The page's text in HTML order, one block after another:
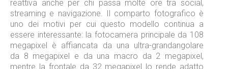
reattiva anche per chi passa molte ore tra social,
streaming e navigazione. Il comparto fotografico è
uno dei motivi per cui questo modello continua a
essere interessante: la fotocamera principale da 108
megapixel è affiancata da una ultra-grandangolare
da 8 megapixel e da una macro da 2 megapixel,
mentre la frontale da 32 megapixel lo rende adatto